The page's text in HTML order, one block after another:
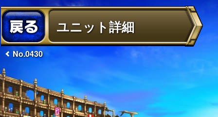
ユニット詳細
No.0430